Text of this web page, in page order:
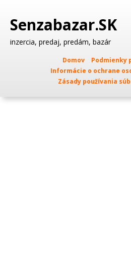
Senzabazar.SK
inzercia, predaj, predám, bazár
Domov
Podmienky
Informácie o ochrane
Zásady používania